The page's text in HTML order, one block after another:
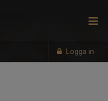
Logga in